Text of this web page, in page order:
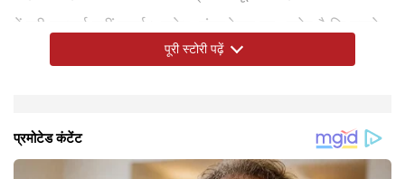
में पूरी सच्चाई नहीं बताई। सुकेश चंद्रशेखर पर आरोप है कि उसने
खुद को प्रधानमंत्री कार्यालय और गृह मंत्रालय से जुड़ा बड़ा
चार्जशीट दाखिल की थी, जिसमें जैकलीन का नाम नहीं था। लेकिन
पूरी स्टोरी पढ़ें